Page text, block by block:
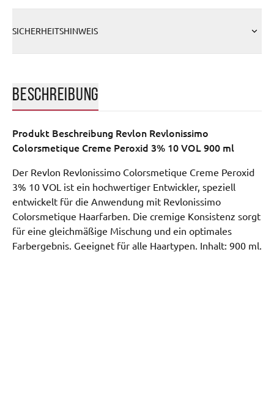
SICHERHEITSHINWEIS
BESCHREIBUNG
Produkt Beschreibung Revlon Revlonissimo
Colorsmetique Creme Peroxid 3% 10 VOL 900 ml
Der Revlon Revlonissimo Colorsmetique Creme Peroxid
3% 10 VOL ist ein hochwertiger Entwickler, speziell
entwickelt für die Anwendung mit Revlonissimo
Colorsmetique Haarfarben. Die cremige Konsistenz sorgt
für eine gleichmäßige Mischung und ein optimales
Farbergebnis. Geeignet für alle Haartypen. Inhalt: 900 ml.